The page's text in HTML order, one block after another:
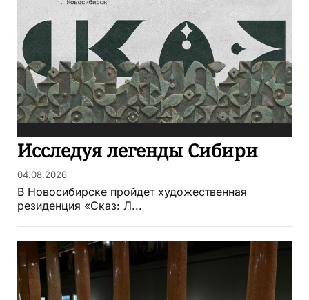
Исследуя легенды Сибири
04.08.2026
В Новосибирске пройдет художественная
резиденция «Сказ: Л...